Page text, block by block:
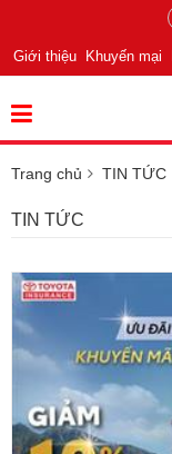
Giới thiệu Khuyến mại
Trang chủ TIN TỨC
TIN TỨC